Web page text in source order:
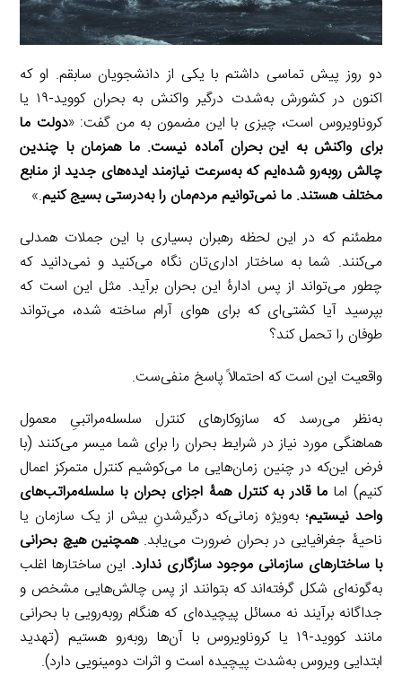
دو روز پیش تماسی داشتم با یکی از دانشجویان سابقم. او که
اکنون در کشورش به‌شدت درگیر واکنش به بحران کووید-۱۹ یا
کروناویروس است، چیزی با این مضمون به من گفت: «دولت ما
برای واکنش به این بحران آماده نیست. ما همزمان با چندین
چالش روبه‌رو شده‌‌ایم که به‌سرعت نیازمند ایده‌های جدید از منابع
مختلف هستند. ما نمی‌توانیم مردم‌مان را به‌درستی بسیج کنیم.»
مطمئنم که در این لحظه رهبران بسیاری با این جملات همدلی
می‌کنند. شما به ساختار اداری‌تان نگاه می‌کنید و نمی‌دانید که
چطور می‌تواند از پس ادارۀ این بحران برآید. مثل این است که
بپرسید آیا کشتی‌ای که برای هوای آرام ساخته شده، می‌تواند
طوفان را تحمل کند؟
واقعیت این است که احتمالاً پاسخ منفی‌ست.
به‌نظر می‌رسد که سازوکارهای کنترل سلسله‌مراتبیِ معمول
هماهنگی مورد نیاز در شرایط بحران را برای شما میسر می‌کنند (با
فرض این‌که در چنین زمان‌هایی ما می‌کوشیم کنترل متمرکز اعمال
کنیم) اماما قادر به کنترل همۀ اجزای بحران با سلسله‌مراتب‌های
واحد نیستیم؛ به‌ویژه زمانی‌که درگیرشدنِ بیش از یک سازمان یا
ناحیۀ جغرافیایی در بحران ضرورت می‌یابد.همچنین هیچ بحرانی
با ساختارهای سازمانی موجود سازگاری ندارد. این ساختارها اغلب
به‌گونه‌ای شکل گرفته‌اند که بتوانند از پس چالش‌هایی مشخص و
جداگانه برآیند نه مسائل پیچیده‌ای که هنگام روبه‌رویی با بحرانی
مانند کووید-۱۹ یا کروناویروس با آن‌ها روبه‌رو هستیم (تهدید
ابتدایی ویروس به‌شدت پیچیده است و اثرات دومینویی دارد).